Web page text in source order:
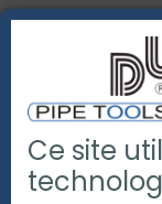
PRODUITS
MACHINE À
Ce site